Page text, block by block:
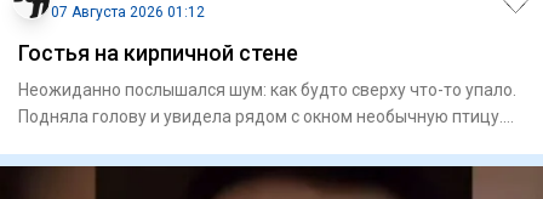
07 Августа 2026 01:12
Гостья на кирпичной стене
Неожиданно послышался шум: как будто сверху что-то упало.
Подняла голову и увидела рядом с окном необычную птицу.